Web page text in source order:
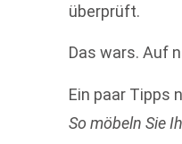
überprüft.
Das wars. Auf
Ein paar Tipps
So möbeln Sie